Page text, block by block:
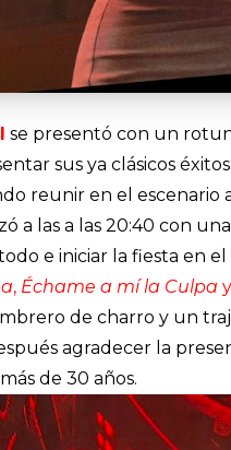
se presentó con un
sus ya clásicos
reunir en el escenario
a las a las 20:40 con
e iniciar la fiesta en
, Échame a mí la Culpa
de charro y un
agradecer la
de 30 años.